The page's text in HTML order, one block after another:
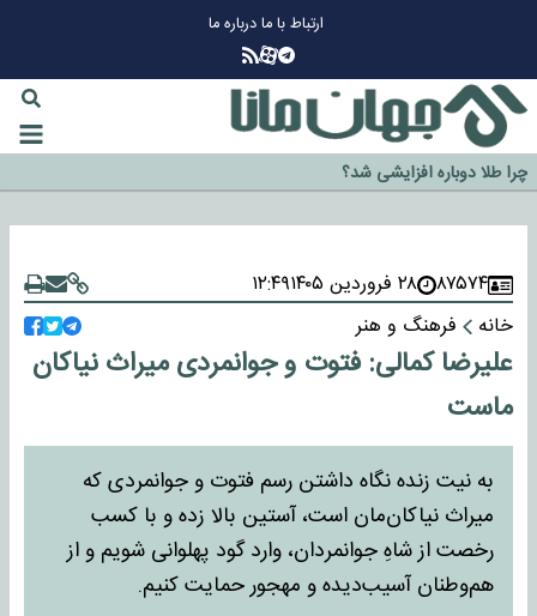
ارتباط با مادرباره ما
چرا طلا دوباره افزایشی شد؟
اخراج رسمی چهره نامدار از پرسپولیس
سازمان اطلاعات سپاه: پروژه دولت ترامپ برای مهار چین، روسیه و اروپا شکست
خورد
۸۷۵۷۴ ۲۸ فروردین ۱۴۰۵
۱۲:۴۹
خانه
فرهنگ و هنر
علیرضا کمالی: فتوت و جوانمردی میراث نیاکان
ماست
به نیت زنده نگاه داشتن رسم فتوت و جوانمردی که
میراث نیاکان‌مان است، آستین بالا زده و با کسب
رخصت از شاهِ جوانمردان، وارد گود پهلوانی شویم و از
هم‌وطنان آسیب‌دیده و مهجور حمایت کنیم.